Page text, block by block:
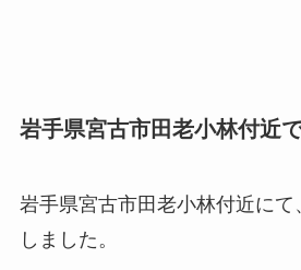
岩手県宮古市田老小林付近
岩手県宮古市田老小林付近にて
しました。